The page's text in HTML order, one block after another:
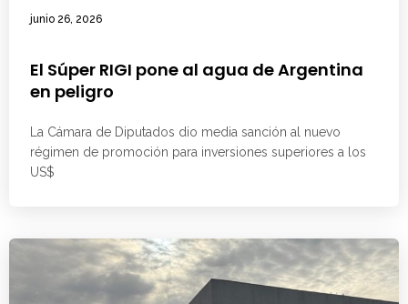
junio 26, 2026
El Súper RIGI pone al agua de Argentina
en peligro
La Cámara de Diputados dio media sanción al nuevo
régimen de promoción para inversiones superiores a los
US$